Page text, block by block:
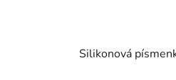
Silikonová